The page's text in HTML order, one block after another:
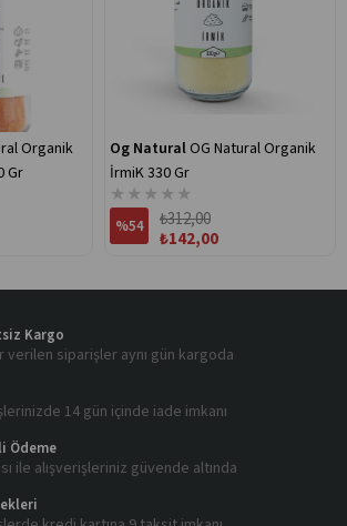
Organik
Gr
Og NaturalOG Natural Organik
İrmiK 330 Gr
★ ★ ★ ★ ★
%54
₺142,00
₺312,00
Kargo
verilen siparişler aynı gün kargoda
14 gün içinde iade imkanı
Ödeme
ile alışverişleriniz güvende altında